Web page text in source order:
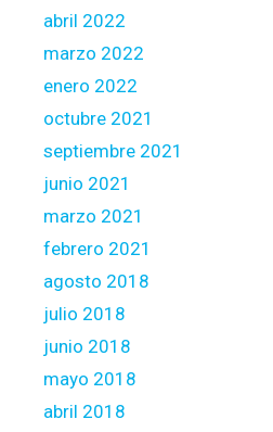
abril 2022
marzo 2022
enero 2022
octubre 2021
septiembre 2021
junio 2021
marzo 2021
febrero 2021
agosto 2018
julio 2018
junio 2018
mayo 2018
abril 2018